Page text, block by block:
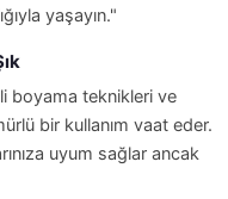
yaşayın."
boyama teknikleri ve
bir kullanım vaat eder.
uyum sağlar ancak